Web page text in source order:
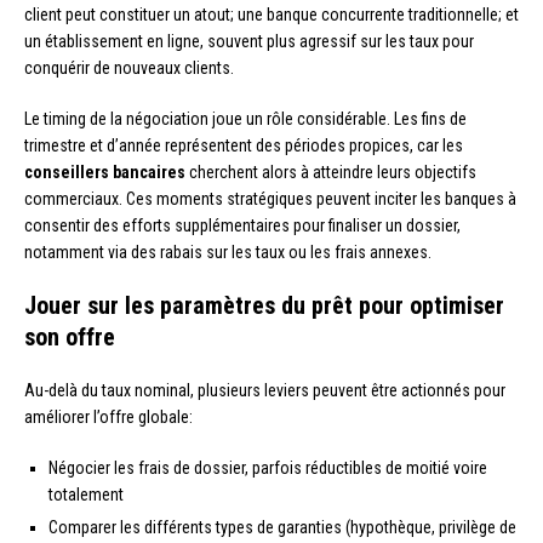
client peut constituer un atout; une banque concurrente traditionnelle; et
un établissement en ligne, souvent plus agressif sur les taux pour
conquérir de nouveaux clients.
Le timing de la négociation joue un rôle considérable. Les fins de
trimestre et d’année représentent des périodes propices, car les
conseillers bancaires cherchent alors à atteindre leurs objectifs
commerciaux. Ces moments stratégiques peuvent inciter les banques à
consentir des efforts supplémentaires pour finaliser un dossier,
notamment via des rabais sur les taux ou les frais annexes.
Jouer sur les paramètres du prêt pour optimiser
son offre
Au-delà du taux nominal, plusieurs leviers peuvent être actionnés pour
améliorer l’offre globale:
Négocier les frais de dossier, parfois réductibles de moitié voire
totalement
Comparer les différents types de garanties (hypothèque, privilège de